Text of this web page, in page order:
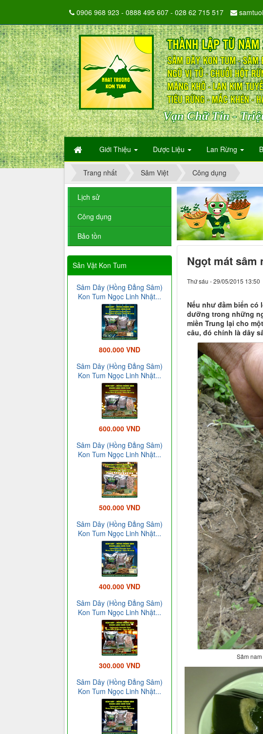
Vạn Chữ Tín -
Giới Thiệu Dược Liệu Lan Rừng
0906 968 923 - 0888 495 607 - 028 62 715 517
Trang nhất Sâm Việt Công dụng
Ngọt mát sâm
Thứ sáu - 29/05/2015 13:50
Nếu như đầm biển có
dưỡng trong những
miền Trung lại cho
câu, đó chính là dây
Sâm
Lịch sử
Công dụng
Bảo tồn
Sản Vật Kon Tum
Sâm Dây (Hồng Đẳng Sâm)
Kon Tum Ngọc Linh Nhật...
800.000 VND
Sâm Dây (Hồng Đẳng Sâm)
Kon Tum Ngọc Linh Nhật...
600.000 VND
Sâm Dây (Hồng Đẳng Sâm)
Kon Tum Ngọc Linh Nhật...
500.000 VND
Sâm Dây (Hồng Đẳng Sâm)
Kon Tum Ngọc Linh Nhật...
400.000 VND
Sâm Dây (Hồng Đẳng Sâm)
Kon Tum Ngọc Linh Nhật...
300.000 VND
Sâm Dây (Hồng Đẳng Sâm)
Kon Tum Ngọc Linh Nhật...